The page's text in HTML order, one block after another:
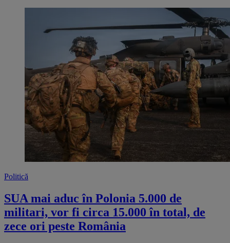
Politică
SUA mai aduc în Polonia 5.000 de
militari, vor fi circa 15.000 în total, de
zece ori peste România